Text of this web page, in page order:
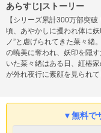
あらすじ|ストーリー
【シリーズ累計300万部突
頃、あやかしに攫われ体に
ノ”と虐げられてきた菜々緒
の暁美に奪われ、妖印を隠
いた菜々緒はある日、紅椿
が外れ夜行に素顔を見られ
▼無料で